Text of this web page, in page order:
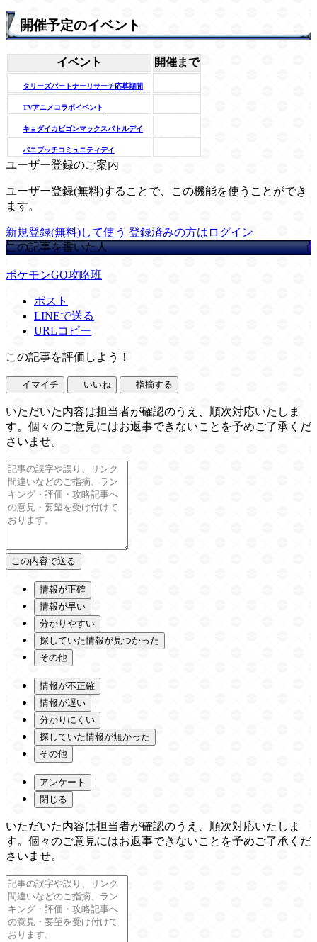
開催予定のイベント
イベント 開催まで
タリーズパートナーリサーチ応募期間
TVアニメコラボイベント
キョダイカビゴンマックスバトルデイ
バニプッチコミュニティデイ
ユーザー登録のご案内
ユーザー登録(無料)することで、この機能を使うことができ
ます。
新規登録(無料)して使う 登録済みの方はログイン
この記事を書いた人
ポケモンGO攻略班
ポスト
LINEで送る
URLコピー
この記事を評価しよう！
イマイチ いいね 指摘する
いただいた内容は担当者が確認のうえ、順次対応いたしま
す。個々のご意見にはお返事できないことを予めご了承くだ
さいませ。
情報が正確
情報が早い
分かりやすい
探していた情報が見つかった
その他
情報が不正確
情報が遅い
分かりにくい
探していた情報が無かった
その他
アンケート
閉じる
いただいた内容は担当者が確認のうえ、順次対応いたしま
す。個々のご意見にはお返事できないことを予めご了承くだ
さいませ。